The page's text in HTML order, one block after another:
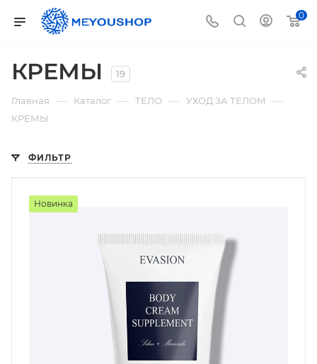
0
КРЕМЫ 19
Главная — Каталог — ТЕЛО — УХОД ЗА ТЕЛОМ —
КРЕМЫ
ФИЛЬТР
Новинка